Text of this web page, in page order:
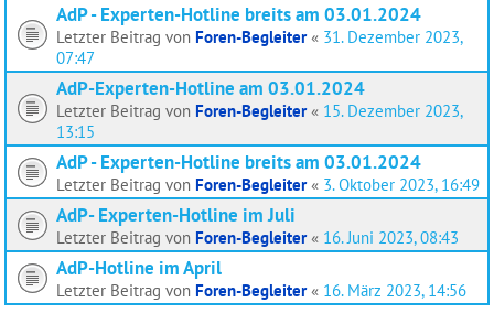
AdP - Experten-Hotline breits am 03.01.2024
Letzter Beitrag von Foren-Begleiter« 31. Dezember 2023,
07:47
AdP-Experten-Hotline am 03.01.2024
Letzter Beitrag von Foren-Begleiter« 15. Dezember 2023,
13:15
AdP - Experten-Hotline breits am 03.01.2024
Letzter Beitrag von Foren-Begleiter« 3. Oktober 2023, 16:49
AdP- Experten-Hotline im Juli
Letzter Beitrag von Foren-Begleiter« 16. Juni 2023, 08:43
AdP-Hotline im April
Letzter Beitrag von Foren-Begleiter« 16. März 2023, 14:56